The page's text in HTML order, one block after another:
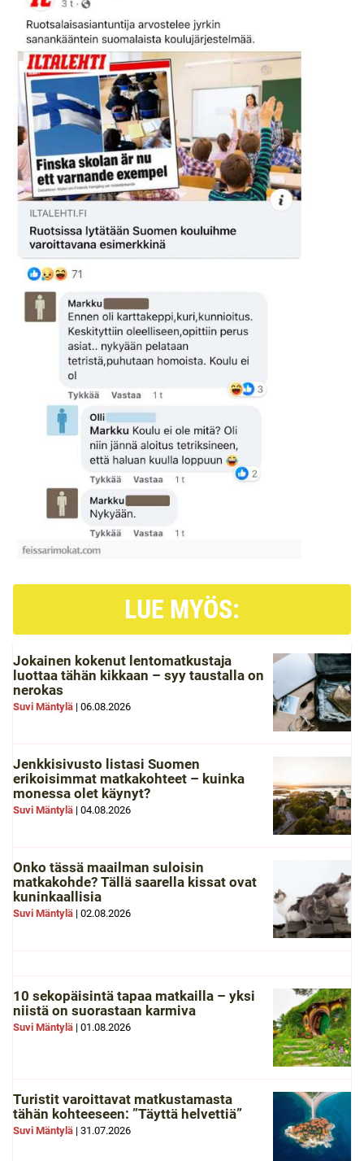
LUE MYÖS:
Jokainen kokenut lentomatkustaja
luottaa tähän kikkaan – syy taustalla on
nerokas
Suvi Mäntylä | 06.08.2026
Jenkkisivusto listasi Suomen
erikoisimmat matkakohteet – kuinka
monessa olet käynyt?
Suvi Mäntylä | 04.08.2026
Onko tässä maailman suloisin
matkakohde? Tällä saarella kissat ovat
kuninkaallisia
Suvi Mäntylä | 02.08.2026
10 sekopäisintä tapaa matkailla – yksi
niistä on suorastaan karmiva
Suvi Mäntylä | 01.08.2026
Turistit varoittavat matkustamasta
tähän kohteeseen: ”Täyttä helvettiä”
Suvi Mäntylä | 31.07.2026